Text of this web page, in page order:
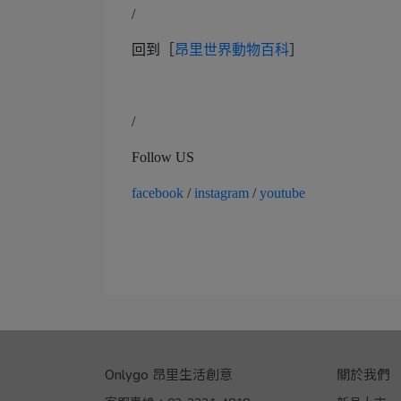
/
回到［ 昂里世界動物百科
/
Follow US
facebook / instagram /youtube
Onlygo 昂里生活創意 關於我們